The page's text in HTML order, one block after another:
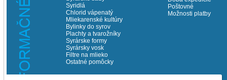
Syridlá
Chlorid vápenatý
Mliekarenské kultúry
Bylinky do syrov
Plachty a tvarožníky
Syrárske formy
Syrársky vosk
Filtre na mlieko
Ostatné pomôcky
Poštovné
Možnosti platby